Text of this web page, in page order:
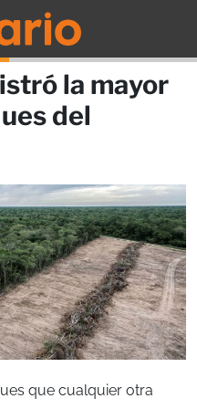
la mayor
del
que cualquier otra